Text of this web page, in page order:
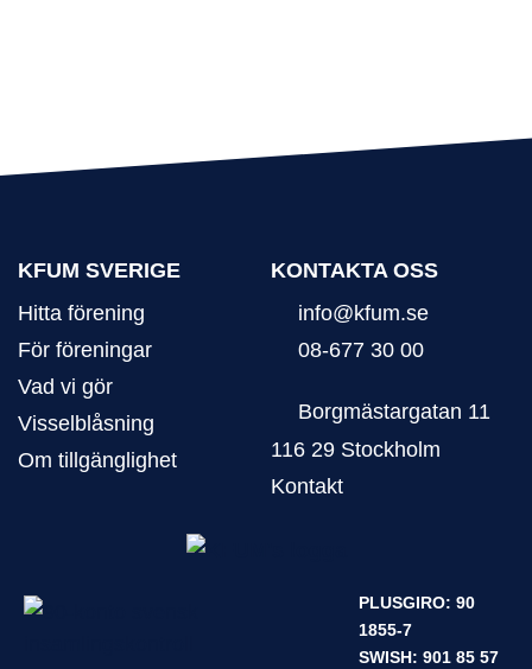
KFUM SVERIGE
Hitta förening
För föreningar
Vad vi gör
Visselblåsning
Om tillgänglighet
KONTAKTA OSS
info@kfum.se
08-677 30 00
Borgmästargatan 11
116 29 Stockholm
Kontakt
PLUSGIRO: 90
1855-7
SWISH: 901 85 57